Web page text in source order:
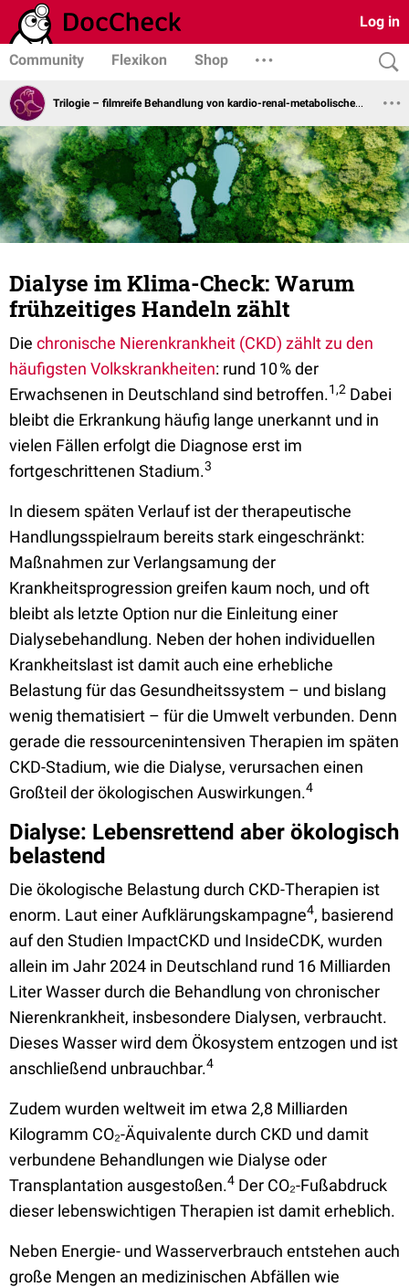
Log in
Community Flexikon Shop
Trilogie – filmreife Behandlung von kardio-renal-metabolischen Erkrankungen
Dialyse im Klima-Check: Warum
frühzeitiges Handeln zählt
Die chronische Nierenkrankheit (CKD) zählt zu den
häufigsten Volkskrankheiten: rund 10 % der
Erwachsenen in Deutschland sind betroffen.1,2 Dabei
bleibt die Erkrankung häufig lange unerkannt und in
vielen Fällen erfolgt die Diagnose erst im
fortgeschrittenen Stadium.3
In diesem späten Verlauf ist der therapeutische
Handlungsspielraum bereits stark eingeschränkt:
Maßnahmen zur Verlangsamung der
Krankheitsprogression greifen kaum noch, und oft
bleibt als letzte Option nur die Einleitung einer
Dialysebehandlung. Neben der hohen individuellen
Krankheitslast ist damit auch eine erhebliche
Belastung für das Gesundheitssystem – und bislang
wenig thematisiert – für die Umwelt verbunden. Denn
gerade die ressourcenintensiven Therapien im späten
CKD-Stadium, wie die Dialyse, verursachen einen
Großteil der ökologischen Auswirkungen.4
Dialyse: Lebensrettend aber ökologisch
belastend
Die ökologische Belastung durch CKD-Therapien ist
enorm. Laut einer Aufklärungskampagne4, basierend
auf den Studien ImpactCKD und InsideCDK, wurden
allein im Jahr 2024 in Deutschland rund 16 Milliarden
Liter Wasser durch die Behandlung von chronischer
Nierenkrankheit, insbesondere Dialysen, verbraucht.
Dieses Wasser wird dem Ökosystem entzogen und ist
anschließend unbrauchbar.4
Zudem wurden weltweit im etwa 2,8 Milliarden
Kilogramm CO₂-Äquivalente durch CKD und damit
verbundene Behandlungen wie Dialyse oder
Transplantation ausgestoßen.4 Der CO₂-Fußabdruck
dieser lebenswichtigen Therapien ist damit erheblich.
Neben Energie- und Wasserverbrauch entstehen auch
große Mengen an medizinischen Abfällen wie